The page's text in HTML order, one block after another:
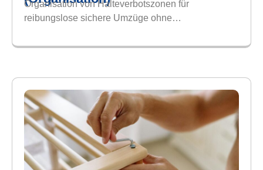
Organisation von Halteverbotszonen für
reibungslose sichere Umzüge ohne…